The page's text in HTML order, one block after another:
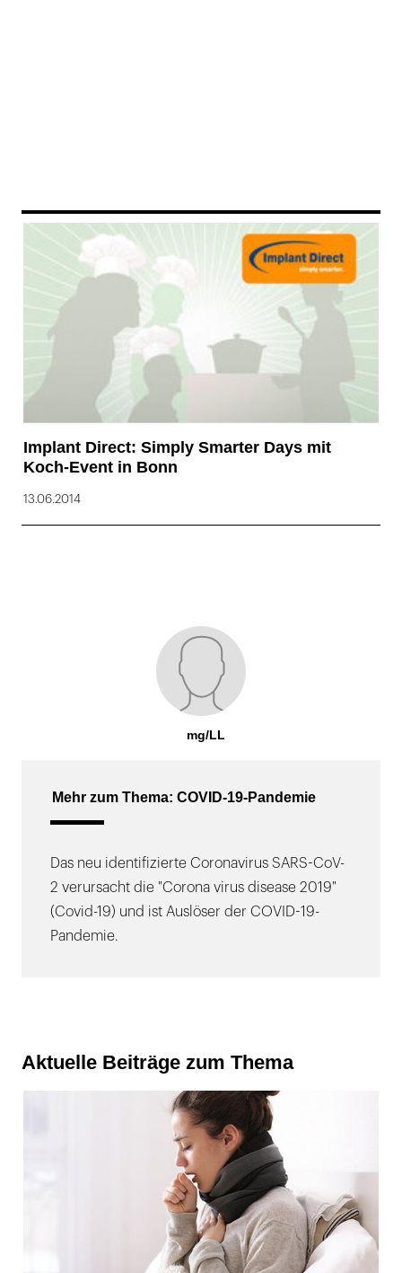
Implant Direct: Simply Smarter Days mit
Koch-Event in Bonn
13.06.2014
mg/LL
Mehr zum Thema: COVID-19-Pandemie
Das neu identifizierte Coronavirus SARS-CoV-
2 verursacht die "Corona virus disease 2019"
(Covid-19) und ist Auslöser der COVID-19-
Pandemie.
Aktuelle Beiträge zum Thema